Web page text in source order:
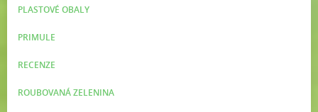
PLASTOVÉ OBALY
PRIMULE
RECENZE
ROUBOVANÁ ZELENINA